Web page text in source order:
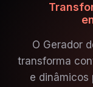
O Gerador
transforma
e dinâmicos